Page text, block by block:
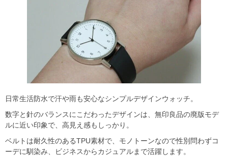
日常生活防水で汗や雨も安心なシンプルデザインウォッチ。
数字と針のバランスにこだわったデザインは、無印良品の廃版モデ
ルに近い印象で、高見え感もしっかり。
ベルトは耐久性のあるTPU素材で、モノトーンなので性別問わずコ
ーデに馴染み、ビジネスからカジュアルまで活躍します。